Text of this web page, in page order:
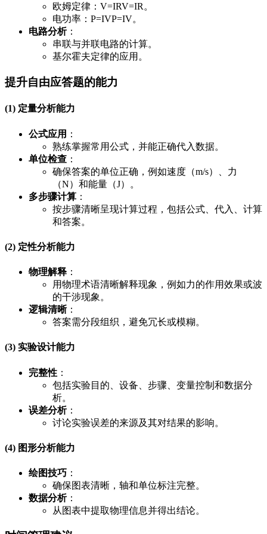
欧姆定律： V=IRV=IR 。
电功率： P=IVP=IV。
电路分析：
串联与并联电路的计算。
基尔霍夫定律的应用。
提升自由应答题的能力
(1) 定量分析能力
公式应用 ：
熟练掌握常用公式，并能正确代入数据。
单位检查 ：
确保答案的单位正确，例如速度（m/s）、力
（N）和能量（J）。
多步骤计算 ：
按步骤清晰呈现计算过程，包括公式、代入、计算
和答案。
(2) 定性分析能力
物理解释 ：
用物理术语清晰解释现象，例如力的作用效果或波
的干涉现象。
逻辑清晰：
答案需分段组织，避免冗长或模糊。
(3) 实验设计能力
完整性 ：
包括实验目的、设备、步骤、变量控制和数据分
析。
误差分析：
讨论实验误差的来源及其对结果的影响。
(4) 图形分析能力
绘图技巧 ：
确保图表清晰，轴和单位标注完整。
数据分析：
从图表中提取物理信息并得出结论。